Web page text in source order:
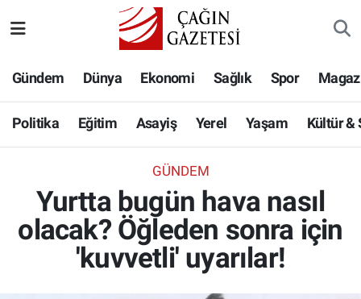
Gündem Dünya Ekonomi Sağlık Spor
Politika Eğitim Asayiş Yerel Yaşam Kültür &
GÜNDEM
Yurtta bugün hava nasıl
olacak? Öğleden sonra için
'kuvvetli' uyarılar!
Eğitim
Asayiş
Yaşam
Kültür & Sanat
Hava Durumu
Namaz Vakitleri
Süper Lig Puan Durumu ve Fikstür
Tüm Manşetler